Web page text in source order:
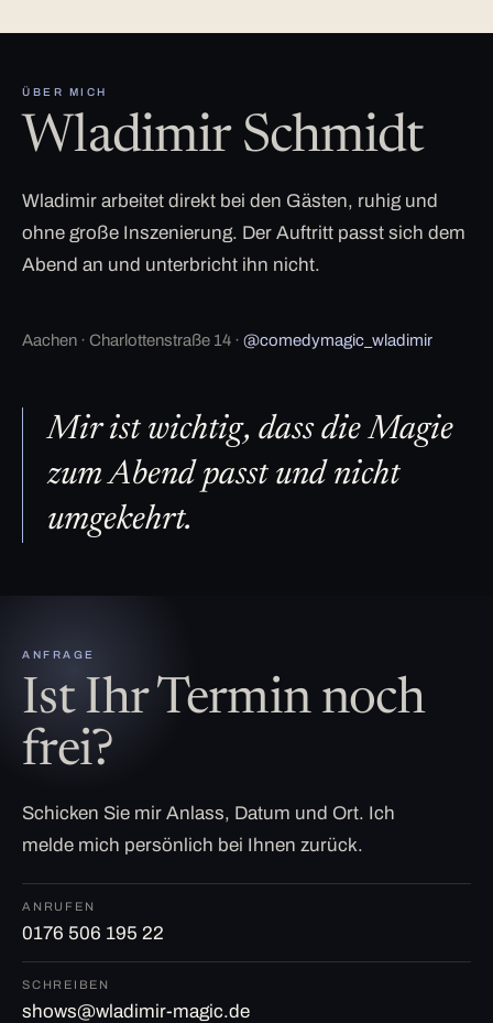
ÜBER MICH
Wladimir Schmidt
Wladimir arbeitet direkt bei den Gästen, ruhig und
ohne große Inszenierung. Der Auftritt passt sich dem
Abend an und unterbricht ihn nicht.
Aachen · Charlottenstraße 14 · @comedymagic_wladimir
Mir ist wichtig, dass die Magie
zum Abend passt und nicht
umgekehrt.
ANFRAGE
Ist Ihr Termin noch
frei?
Schicken Sie mir Anlass, Datum und Ort. Ich
melde mich persönlich bei Ihnen zurück.
ANRUFEN
0176 506 195 22
SCHREIBEN
shows@wladimir-magic.de